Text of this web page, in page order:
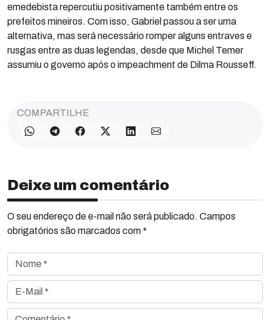
emedebista repercutiu positivamente também entre os
prefeitos mineiros. Com isso, Gabriel passou a ser uma
alternativa, mas será necessário romper alguns entraves e
rusgas entre as duas legendas, desde que Michel Temer
assumiu o governo após o impeachment de Dilma Rousseff.
COMPARTILHE
Deixe um comentário
O seu endereço de e-mail não será publicado. Campos
obrigatórios são marcados com *
Nome *
E-Mail *
Comentário *